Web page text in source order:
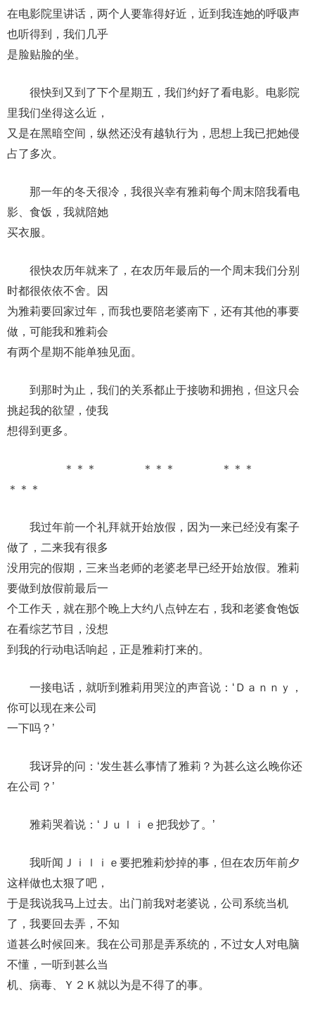
在电影院里讲话，两个人要靠得好近，近到我连她的呼吸声
也听得到，我们几乎
是脸贴脸的坐。
很快到又到了下个星期五，我们约好了看电影。电影院
里我们坐得这么近，
又是在黑暗空间，纵然还没有越轨行为，思想上我已把她侵
占了多次。
那一年的冬天很冷，我很兴幸有雅莉每个周末陪我看电
影、食饭，我就陪她
买衣服。
很快农历年就来了，在农历年最后的一个周末我们分别
时都很依依不舍。因
为雅莉要回家过年，而我也要陪老婆南下，还有其他的事要
做，可能我和雅莉会
有两个星期不能单独见面。
到那时为止，我们的关系都止于接吻和拥抱，但这只会
挑起我的欲望，使我
想得到更多。
＊＊＊ ＊＊＊ ＊＊＊
＊＊＊
我过年前一个礼拜就开始放假，因为一来已经没有案子
做了，二来我有很多
没用完的假期，三来当老师的老婆老早已经开始放假。雅莉
要做到放假前最后一
个工作天，就在那个晚上大约八点钟左右，我和老婆食饱饭
在看综艺节目，没想
到我的行动电话响起，正是雅莉打来的。
一接电话，就听到雅莉用哭泣的声音说：‘Ｄａｎｎｙ，
你可以现在来公司
一下吗？’
我讶异的问：‘发生甚么事情了雅莉？为甚么这么晚你还
在公司？’
雅莉哭着说：‘Ｊｕｌｉｅ把我炒了。’
我听闻Ｊｉｌｉｅ要把雅莉炒掉的事，但在农历年前夕
这样做也太狠了吧，
于是我说我马上过去。出门前我对老婆说，公司系统当机
了，我要回去弄，不知
道甚么时候回来。我在公司那是弄系统的，不过女人对电脑
不懂，一听到甚么当
机、病毒、Ｙ２Ｋ就以为是不得了的事。